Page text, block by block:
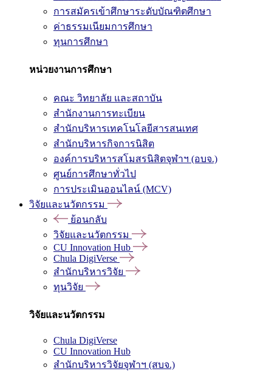
การสมัครเข้าศึกษาระดับบัณฑิตศึกษา
ค่าธรรมเนียมการศึกษา
ทุนการศึกษา
หน่วยงานการศึกษา
คณะ วิทยาลัย และสถาบัน
สำนักงานการทะเบียน
สำนักบริหารเทคโนโลยีสารสนเทศ
สำนักบริหารกิจการนิสิต
องค์การบริหารสโมสรนิสิตจุฬาฯ (อบจ.)
ศูนย์การศึกษาทั่วไป
การประเมินออนไลน์ (MCV)
วิจัยและนวัตกรรม
ย้อนกลับ
วิจัยและนวัตกรรม
CU Innovation Hub
Chula DigiVerse
สำนักบริหารวิจัย
ทุนวิจัย
วิจัยและนวัตกรรม
Chula DigiVerse
CU Innovation Hub
สำนักบริหารวิจัยจุฬาฯ (สบจ.)